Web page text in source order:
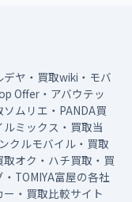
ヤ・買取wiki・モバ
Offer・アバウテッ
ムリエ・PANDA買
ミックス・買取当
クルモバイル・買取
オク・ハチ買取・買
TOMIYA富屋の各社
・買取比較サイト